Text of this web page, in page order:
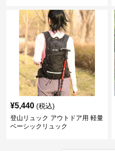
¥5,440 (税込)
登山リュック アウトドア用 軽量
ベーシックリュック